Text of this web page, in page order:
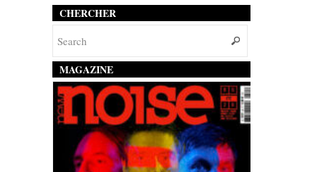
CHERCHER
MAGAZINE